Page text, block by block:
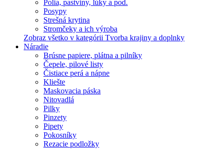
Polia, pastviny, lúky a pod.
Posypy
Strešná krytina
Stromčeky a ich výroba
Zobraz všetko v kategórii Tvorba krajiny a doplnky
Náradie
Brúsne papiere, plátna a pilníky
Čepele, pilové listy
Čistiace perá a nápne
Kliešte
Maskovacia páska
Nitovadlá
Pilky
Pinzety
Pipety
Pokosníky
Rezacie podložky